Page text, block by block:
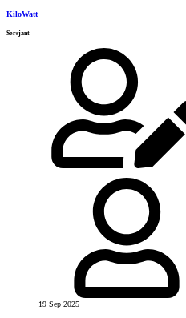
KiloWatt
Sersjant
19 Sep 2025